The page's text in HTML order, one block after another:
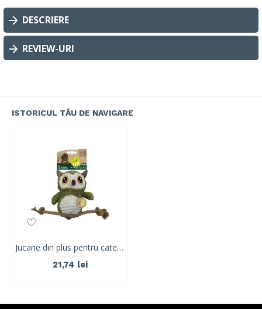
DESCRIERE
REVIEW-URI
ISTORICUL TĂU DE NAVIGARE
Jucarie din plus pentru catei, THOR M-PETS, 30 x 13 x 7 cm
21,74 lei